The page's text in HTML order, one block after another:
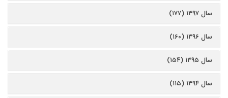
سال ۱۳۹۷ (۱۷۷)
سال ۱۳۹۶ (۱۶۰)
سال ۱۳۹۵ (۱۵۴)
سال ۱۳۹۴ (۱۱۵)